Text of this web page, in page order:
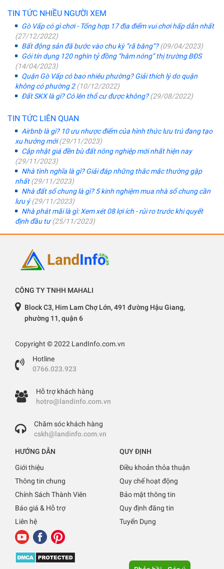
TIN TỨC NHIỀU NGƯỜI XEM
Gò Vấp có gì chơi - Tổng hợp 17 địa điểm vui chơi hấp dẫn nhất
(27/12/2022)
Bất động sản đã bước vào chu kỳ “rã băng”?(09/04/2023)
Gói tín dụng 120 nghìn tỷ đồng “hâm nóng” thị trường BĐS
(14/04/2023)
Quận Gò Vấp có bao nhiêu phường? Giải thích lý do quận
không có phường 2(10/12/2022)
Đất SKX là gì? Có lên thổ cư được không?(29/08/2022)
TIN TỨC LIÊN QUAN
Airbnb là gì? 10 ưu nhược điểm của hình thức lưu trú đang tạo
xu hướng mới(29/11/2023)
Cập nhật giá đền bù đất nông nghiệp mới nhất hiện nay
(29/11/2023)
Nhà tình nghĩa là gì? Giải đáp những thắc mắc thường gặp
nhất(29/11/2023)
Nhà đất sổ chung là gì? 5 kinh nghiệm mua nhà sổ chung cần
lưu ý(29/11/2023)
Nhà phát mãi là gì: Xem xét 08 lợi ích - rủi ro trước khi quyết
định đầu tư(25/11/2023)
CÔNG TY TNHH MAHALI
Block C3, Him Lam Chợ Lớn, 491 đường Hậu Giang,
phường 11, quận 6
Copyright © 2022 LandInfo.com.vn
Hotline
0766.023.923
Hỗ trợ khách hàng
hotro@landinfo.com.vn
Chăm sóc khách hàng
cskh@landinfo.com.vn
HƯỚNG DẪN
Giới thiệu
Thông tin chung
Chính Sách Thành Viên
Báo giá & Hỗ trợ
Liên hệ
QUY ĐỊNH
Điều khoản thỏa thuận
Quy chế hoạt động
Bảo mật thông tin
Quy định đăng tin
Tuyển Dụng